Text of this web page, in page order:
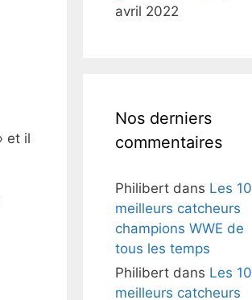
et il
avril 2022
Nos derniers
commentaires
Philibert dans Les 10
meilleurs catcheurs
champions WWE de
tous les temps
Philibert dans Les 10
meilleurs catcheurs